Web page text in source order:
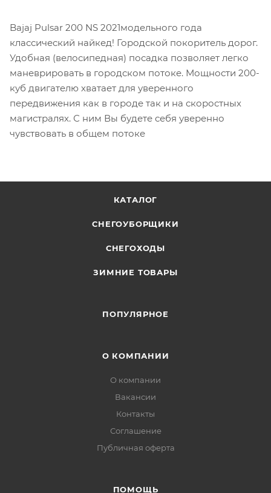
Bajaj Pulsar 200 NS 2021модельного года
классический найкед! Городской покоритель дорог.
Удобная (велосипедная) посадка позволяет легко
маневрировать в городском потоке. Мощности 200-
куб двигателю хватает для уверенного
передвижения как в городе так и на скоростных
магистралях. С ним Вы будете себя уверенно
чувствовать в общем потоке
КАТАЛОГ
СНЕГОУБОРЩИКИ
СНЕГОХОДЫ
ЗИМНИЕ ТОВАРЫ
ПОПУЛЯРНОЕ
О КОМПАНИИ
О компании
Вакансии
Контакты
Соглашение
Публичная оферта
ПОМОЩЬ